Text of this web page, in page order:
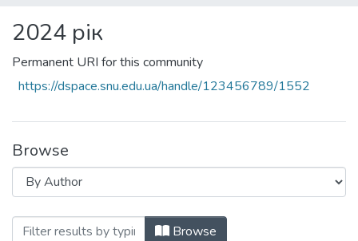
2024 рік
Permanent URI for this community
https://dspace.snu.edu.ua/handle/123456789/1552
Browse
Browsing 2024 рік by Author
Browse